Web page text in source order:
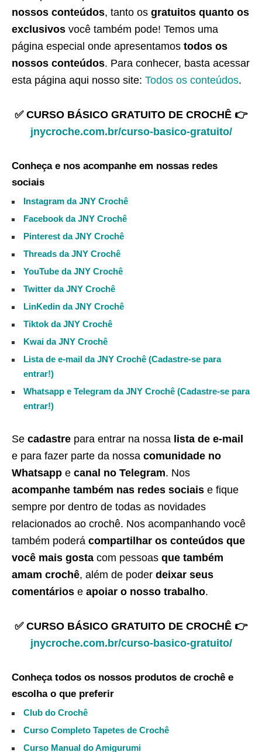
nossos conteúdos, tanto os gratuitos quanto os
exclusivos você também pode! Temos uma
página especial onde apresentamos todos os
nossos conteúdos. Para conhecer, basta acessar
esta página aqui nosso site: Todos os conteúdos.
✅ CURSO BÁSICO GRATUITO DE CROCHÊ 👉
jnycroche.com.br/curso-basico-gratuito/
Conheça e nos acompanhe em nossas redes
sociais
Instagram da JNY Crochê
Facebook da JNY Crochê
Pinterest da JNY Crochê
Threads da JNY Crochê
YouTube da JNY Crochê
Twitter da JNY Crochê
LinKedin da JNY Crochê
Tiktok da JNY Crochê
Kwai da JNY Crochê
Lista de e-mail da JNY Crochê (Cadastre-se para
entrar!)
Whatsapp e Telegram da JNY Crochê (Cadastre-se para
entrar!)
Se cadastre para entrar na nossa lista de e-mail
e para fazer parte da nossa comunidade no
Whatsapp e canal no Telegram. Nos
acompanhe também nas redes sociais e fique
sempre por dentro de todas as novidades
relacionados ao crochê. Nos acompanhando você
também poderá compartilhar os conteúdos que
você mais gosta com pessoas que também
amam crochê, além de poder deixar seus
comentários e apoiar o nosso trabalho.
✅ CURSO BÁSICO GRATUITO DE CROCHÊ 👉
jnycroche.com.br/curso-basico-gratuito/
Conheça todos os nossos produtos de crochê e
escolha o que preferir
Club do Crochê
Curso Completo Tapetes de Crochê
Curso Manual do Amigurumi